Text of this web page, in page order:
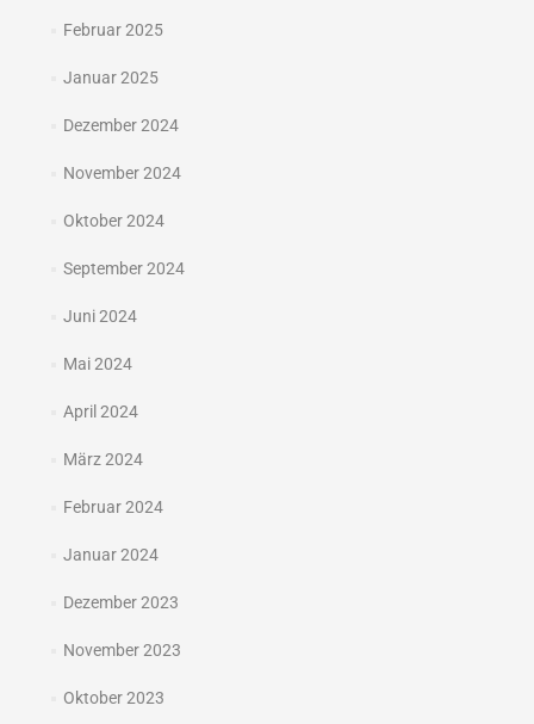
Februar 2025
Januar 2025
Dezember 2024
November 2024
Oktober 2024
September 2024
Juni 2024
Mai 2024
April 2024
März 2024
Februar 2024
Januar 2024
Dezember 2023
November 2023
Oktober 2023